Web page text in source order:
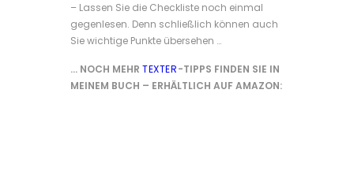
– Lassen Sie die Checkliste noch einmal
gegenlesen. Denn schließlich können auch
Sie wichtige Punkte übersehen …
… NOCH MEHR TEXTER-TIPPS FINDEN SIE IN
MEINEM BUCH – ERHÄLTLICH AUF AMAZON: